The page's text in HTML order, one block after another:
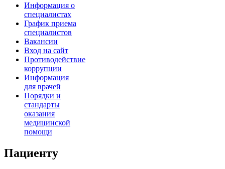
Информация о
специалистах
График приема
специалистов
Вакансии
Вход на сайт
Противодействие
коррупции
Информация
для врачей
Порядки и
стандарты
оказания
медицинской
помощи
Пациенту